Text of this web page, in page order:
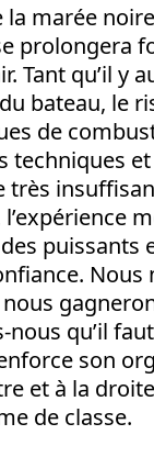
la marée
prolongera
Tant qu’il y
bateau, le
de
techniques
très
puissants
Nous
nous qu’il
son
et à la
de classe.